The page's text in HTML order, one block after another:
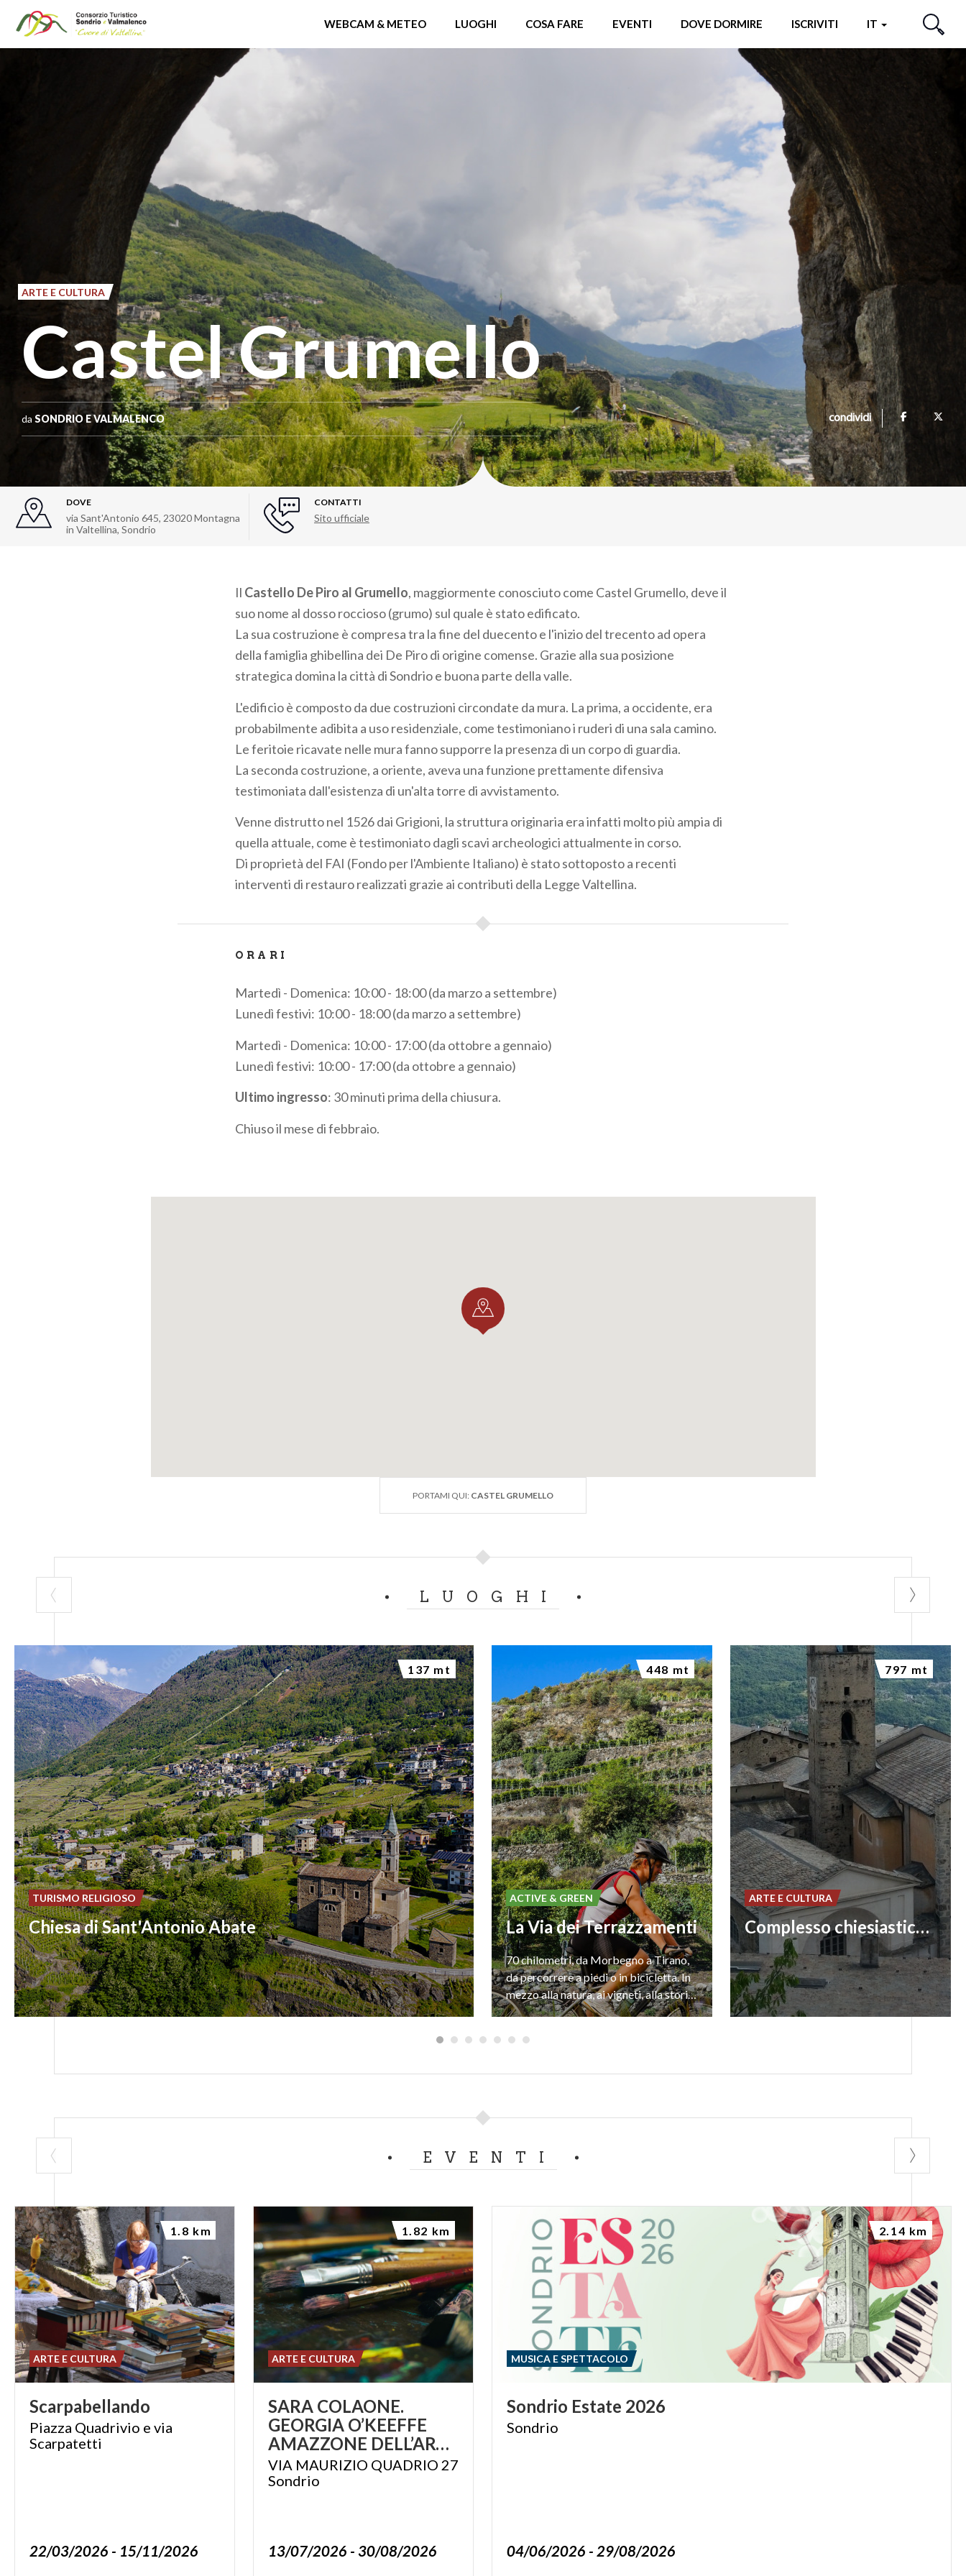
WEBCAM & METEO LUOGHI COSA FARE EVENTI DOVE DORMIRE ISCRIVITI IT
CERCA
ARTE E CULTURA
Castel Grumello
da SONDRIO E VALMALENCO condividi
DOVE
via Sant'Antonio 645, 23020 Montagna
in Valtellina, Sondrio
CONTATTI
Sito ufficiale
Il Castello De Piro al Grumello, maggiormente conosciuto come Castel Grumello, deve il
suo nome al dosso roccioso (grumo) sul quale è stato edificato.
La sua costruzione è compresa tra la fine del duecento e l'inizio del trecento ad opera
della famiglia ghibellina dei De Piro di origine comense. Grazie alla sua posizione
strategica domina la città di Sondrio e buona parte della valle.
L'edificio è composto da due costruzioni circondate da mura. La prima, a occidente, era
probabilmente adibita a uso residenziale, come testimoniano i ruderi di una sala camino.
Le feritoie ricavate nelle mura fanno supporre la presenza di un corpo di guardia.
La seconda costruzione, a oriente, aveva una funzione prettamente difensiva
testimoniata dall'esistenza di un'alta torre di avvistamento.
Venne distrutto nel 1526 dai Grigioni, la struttura originaria era infatti molto più ampia di
quella attuale, come è testimoniato dagli scavi archeologici attualmente in corso.
Di proprietà del FAI (Fondo per l'Ambiente Italiano) è stato sottoposto a recenti
interventi di restauro realizzati grazie ai contributi della Legge Valtellina.
ORARI
Martedì - Domenica: 10:00 - 18:00 (da marzo a settembre)
Lunedì festivi: 10:00 - 18:00 (da marzo a settembre)
Martedì - Domenica: 10:00 - 17:00 (da ottobre a gennaio)
Lunedì festivi: 10:00 - 17:00 (da ottobre a gennaio)
Ultimo ingresso: 30 minuti prima della chiusura.
Chiuso il mese di febbraio.
PORTAMI QUI: CASTEL GRUMELLO
LUOGHI
Chiesa di Sant'Antonio Abate
TURISMO RELIGIOSO
137 mt
La Via dei Terrazzamenti
70 chilometri, da Morbegno a Tirano,
da percorrere a piedi o in bicicletta. In
mezzo alla natura, ai vigneti, alla storia e all’arte
ACTIVE & GREEN
448 mt
Complesso chiesiastico di San Giorgio
ARTE E CULTURA
797 mt
EVENTI
Scarpabellando
Piazza Quadrivio e via
Scarpatetti
22/03/2026 - 15/11/2026
ARTE E CULTURA
1.8 km
SARA COLAONE.
GEORGIA O’KEEFFE
AMAZZONE DELL’ARTE MODERNA
VIA MAURIZIO QUADRIO 27
Sondrio
13/07/2026 - 30/08/2026
ARTE E CULTURA
1.82 km
Sondrio Estate 2026
Sondrio
04/06/2026 - 29/08/2026
MUSICA E SPETTACOLO
2.14 km